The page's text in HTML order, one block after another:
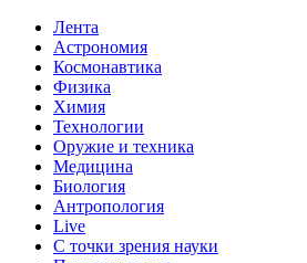
Лента
Астрономия
Космонавтика
Физика
Химия
Технологии
Оружие и техника
Медицина
Биология
Антропология
Live
С точки зрения науки